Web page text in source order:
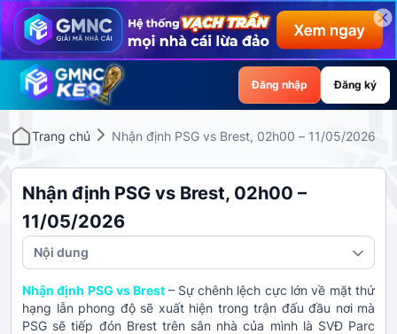
Đăng nhập Đăng ký
Trang chủ Nhận định PSG vs Brest, 02h00 – 11/05/2026
Nhận định PSG vs Brest, 02h00 –
11/05/2026
Nội dung
Nhận định PSG vs Brest – Sự chênh lệch cực lớn về mặt thứ
hạng lẫn phong độ sẽ xuất hiện trong trận đấu đầu nơi mà
PSG sẽ tiếp đón Brest trên sân nhà của mình là SVĐ Parc